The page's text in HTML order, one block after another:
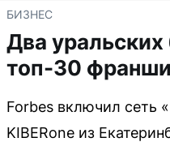
БИЗНЕС
Два
топ-30
Forbes включил сеть
KIBERone из